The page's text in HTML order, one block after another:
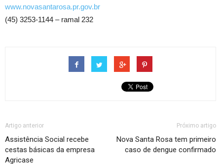
www.novasantarosa.pr.gov.br
(45) 3253-1144 – ramal 232
Artigo anterior
Assistência Social recebe
cestas básicas da empresa
Agricase
Próximo artigo
Nova Santa Rosa tem primeiro
caso de dengue confirmado